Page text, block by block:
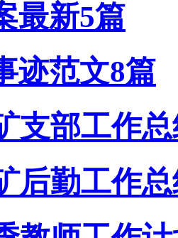
最新5篇
迹范文8篇
支部工作
后勤工作